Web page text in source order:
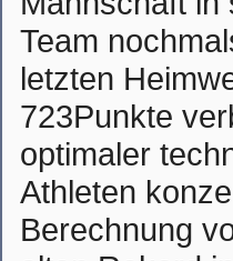
Team
letzten
723Punkte
optimaler
Athleten
Berechnung